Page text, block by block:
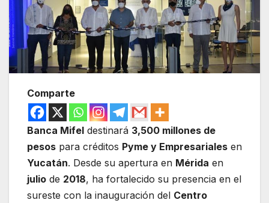
Comparte
Banca Mifel destinará 3,500 millones de
pesos para créditos Pyme y Empresariales en
Yucatán. Desde su apertura en Mérida en
julio de 2018, ha fortalecido su presencia en el
sureste con la inauguración del Centro